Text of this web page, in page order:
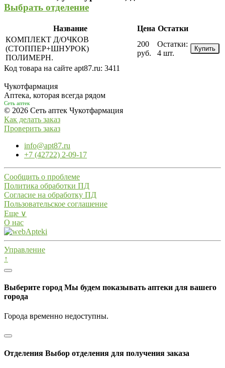
Выбрать отделение
Название Цена Остатки
КОМПЛЕКТ Д/ОЧКОВ
(СТОППЕР+ШНУРОК)
ПОЛИМЕРН.
200
руб.
Остатки:
4 шт.
Купить
Код товара на сайте apt87.ru: 3411
Чукотфармация
Аптека, которая всегда рядом
Сеть аптек
© 2026 Сеть аптек Чукотфармация
Как делать заказ
Проверить заказ
info@apt87.ru
+7 (42722) 2-09-17
Сообщить о проблеме
Политика обработки ПД
Согласие на обработку ПД
Пользовательское соглашение
Еще ∨
О нас
Управление
↑
Выберите город Мы будем показывать аптеки для вашего
города
Города временно недоступны.
Отделения Выбор отделения для получения заказа